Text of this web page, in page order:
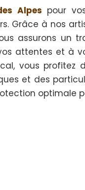
Alpes pour
Grâce à nos
assurons un
attentes et à
vous profitez
et des
optimale